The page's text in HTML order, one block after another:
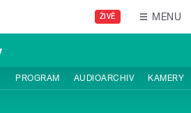
ŽIVĚ MENU
PROGRAM AUDIOARCHIV KAMERY